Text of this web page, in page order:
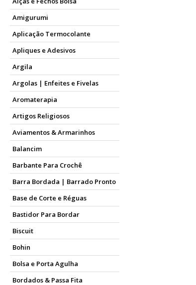
Amigurumi
Aplicação Termocolante
Apliques e Adesivos
Argila
Argolas | Enfeites e Fivelas
Aromaterapia
Artigos Religiosos
Aviamentos & Armarinhos
Balancim
Barbante Para Crochê
Barra Bordada | Barrado Pronto
Base de Corte e Réguas
Bastidor Para Bordar
Biscuit
Bohin
Bolsa e Porta Agulha
Bordados & Passa Fita